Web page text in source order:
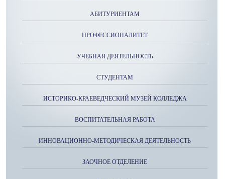
АБИТУРИЕНТАМ
ПРОФЕССИОНАЛИТЕТ
УЧЕБНАЯ ДЕЯТЕЛЬНОСТЬ
СТУДЕНТАМ
ИСТОРИКО-КРАЕВЕДЧЕСКИЙ МУЗЕЙ КОЛЛЕДЖА
ВОСПИТАТЕЛЬНАЯ РАБОТА
ИННОВАЦИОННО-МЕТОДИЧЕСКАЯ ДЕЯТЕЛЬНОСТЬ
ЗАОЧНОЕ ОТДЕЛЕНИЕ